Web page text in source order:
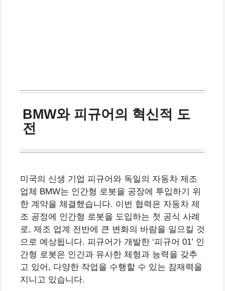
BMW와 피규어의 혁신적 도
전
미국의 신생 기업 피규어와 독일의 자동차 제조
업체 BMW는 인간형 로봇을 공장에 투입하기 위
한 계약을 체결했습니다. 이번 협력은 자동차 제
조 공정에 인간형 로봇을 도입하는 첫 공식 사례
로, 제조 업계 전반에 큰 변화의 바람을 일으킬 것
으로 예상됩니다. 피규어가 개발한 ‘피규어 01’ 인
간형 로봇은 인간과 유사한 체형과 능력을 갖추
고 있어, 다양한 작업을 수행할 수 있는 잠재력을
지니고 있습니다.